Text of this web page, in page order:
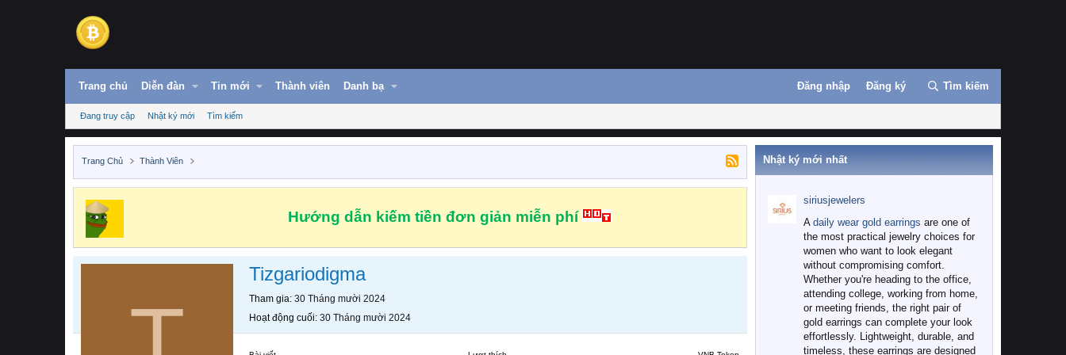
Trang chủ Diễn đàn Tin mới Thành viên Danh bạ Đăng nhập Đăng ký Tìm kiếm
Đang truy cập Nhật ký mới Tìm kiếm
Trang Chủ Thành Viên
Hướng dẫn kiếm tiền đơn giản miễn phí
Tizgariodigma
Tham gia 30 Tháng mười 2024
Hoạt động cuối 30 Tháng mười 2024
Nhật ký mới nhất
siriusjewelers
A daily wear gold earrings are one of
the most practical jewelry choices for
women who want to look elegant
without compromising comfort.
Whether you're heading to the office,
attending college, working from home,
or meeting friends, the right pair of
gold earrings can complete your look
effortlessly. Lightweight, durable, and
timeless, these earrings are designed